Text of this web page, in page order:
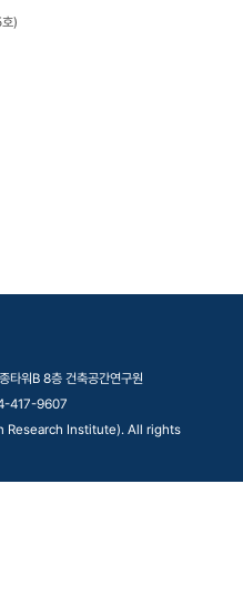
)
타워B 8층 건축공간연구원
417-9607
Research Institute). All rights